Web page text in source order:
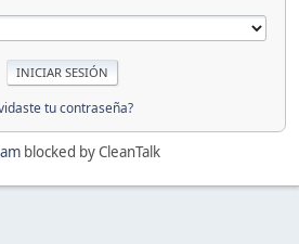
tu contraseña?
blocked by CleanTalk